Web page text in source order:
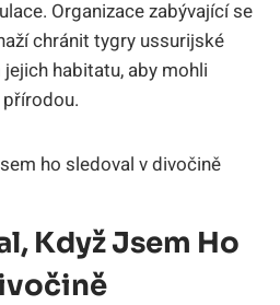
Organizace zabývající se
chránit tygry ussurijské
habitatu, aby mohli
Když Jsem Ho